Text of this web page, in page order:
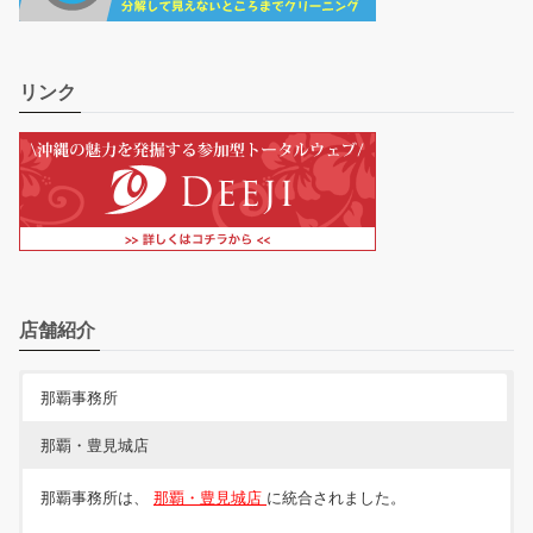
リンク
店舗紹介
那覇事務所
那覇・豊見城店
那覇事務所は、 那覇・豊見城店 に統合されました。